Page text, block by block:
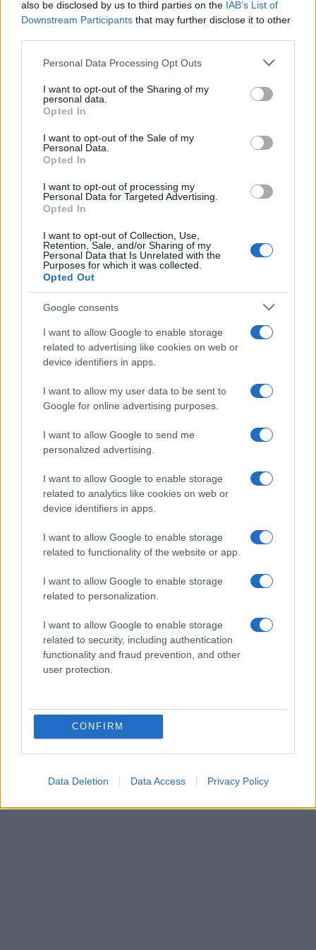
also be disclosed by us to third parties on the IAB’s List of
Downstream Participants that may further disclose it to other
Please note that this website/app uses one or more Google
not limited to your visit or usage behaviour. You may click to
grant or deny consent to Google and its third-party tags to
use your data for below specified purposes in below Google
consent section.
Personal Data Processing Opt Outs
I want to opt-out of the Sharing of my
personal data.
Opted In
I want to opt-out of the Sale of my
Personal Data.
Opted In
I want to opt-out of processing my
Personal Data for Targeted Advertising.
Opted In
I want to opt-out of Collection, Use,
Retention, Sale, and/or Sharing of my
Personal Data that Is Unrelated with the
Purposes for which it was collected.
Opted Out
Google consents
I want to allow Google to enable storage
related to advertising like cookies on web or
device identifiers in apps.
I want to allow my user data to be sent to
Google for online advertising purposes.
I want to allow Google to send me
personalized advertising.
I want to allow Google to enable storage
related to analytics like cookies on web or
device identifiers in apps.
I want to allow Google to enable storage
related to functionality of the website or app.
I want to allow Google to enable storage
related to personalization.
I want to allow Google to enable storage
related to security, including authentication
functionality and fraud prevention, and other
user protection.
CONFIRM
Data Deletion Data Access Privacy Policy
Το περιστατικό αναμένεται να εντείνει περαιτέρω
Καμπούλ και Ισλαμαμπάντ, καθώς οι δύο πλευρές
αλληλοκατηγορούνται συχνά για παραβιάσεις
ΑΚΟΛΟΥΘΗΣΤΕ ΜΑΣ ΣΤΟ GOOGLE
NEWS ΚΑΝΟΝΤΑΣ ΚΛΙΚ ΕΔΩ
ΒΟΜΒΑΡΔΙΣΜΟΙ ΤΟΥ ΠΑΚΙΣΤΑΝ ΣΤΟ ΑΦΓΑΝΙΣΤΑΝ
ΤΑΛΙΜΠΑΝ
Ροή Ειδήσεων
ΔΙΕΘΝΗ
09/08/26 - 09:00
Πεζεσκιάν: «Τώρα είναι η καλύτερη στιγμή» για συμφωνία
– «Να βγούμε από το ούτε πόλεμος ούτε ειρήνη»
ΔΙΕΘΝΗ
Γερμανία: Μη επανδρωμένα αεροσκάφη εθεάθησαν πάνω
από στρατιωτική βάση
09/08/26 - 08:23
Τροχαίο στη λεωφόρο Αθηνών-Σουνίου: Μηχανή της ΔΙΑΣ
ΔΙΕΘΝΗ
08/08/26 - 23:21
«Μυστήριο» με το εμπλουτισμένο ουράνιο του Ιράν:
Ανάσχεση του πυρηνικού προγράμματος βλέπουν οι
08/08/26 - 23:13
Η αμερικανική Γερουσία ενέκρινε κυρώσεις-μαμούθ κατά
της Ρωσίας: Δασμοί έως 100% στις χώρες που
ΔΙΕΘΝΗ